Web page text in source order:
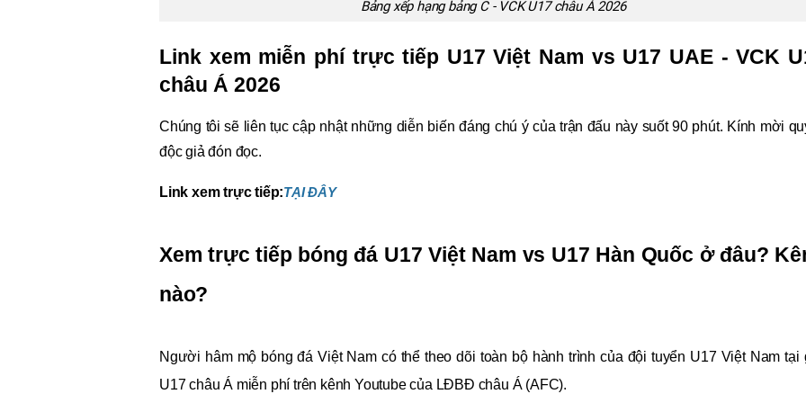
Bảng xếp hạng bảng C - VCK U17 châu Á 2026
Link xem miễn phí trực tiếp U17 Việt Nam vs U17 UAE - VCK
châu Á 2026
Chúng tôi sẽ liên tục cập nhật những diễn biến đáng chú ý của trận đấu này suốt 90 phút. Kính mời
độc giả đón đọc.
Link xem trực tiếp:TẠI ĐÂY
Xem trực tiếp bóng đá U17 Việt Nam vs U17 Hàn Quốc ở đâu?
nào?
Người hâm mộ bóng đá Việt Nam có thể theo dõi toàn bộ hành trình của đội tuyển U17 Việt Nam tại
U17 châu Á miễn phí trên kênh Youtube của LĐBĐ châu Á (AFC).